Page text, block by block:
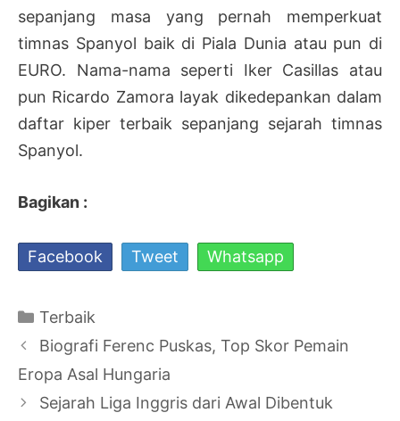
sepanjang masa yang pernah memperkuat
timnas Spanyol baik di Piala Dunia atau pun di
EURO. Nama-nama seperti Iker Casillas atau
pun Ricardo Zamora layak dikedepankan dalam
daftar kiper terbaik sepanjang sejarah timnas
Spanyol.
Bagikan :
Facebook Tweet Whatsapp
Kategori
Terbaik
Navigasi
Tulisan
Biografi Ferenc Puskas, Top Skor Pemain
Eropa Asal Hungaria
Sejarah Liga Inggris dari Awal Dibentuk